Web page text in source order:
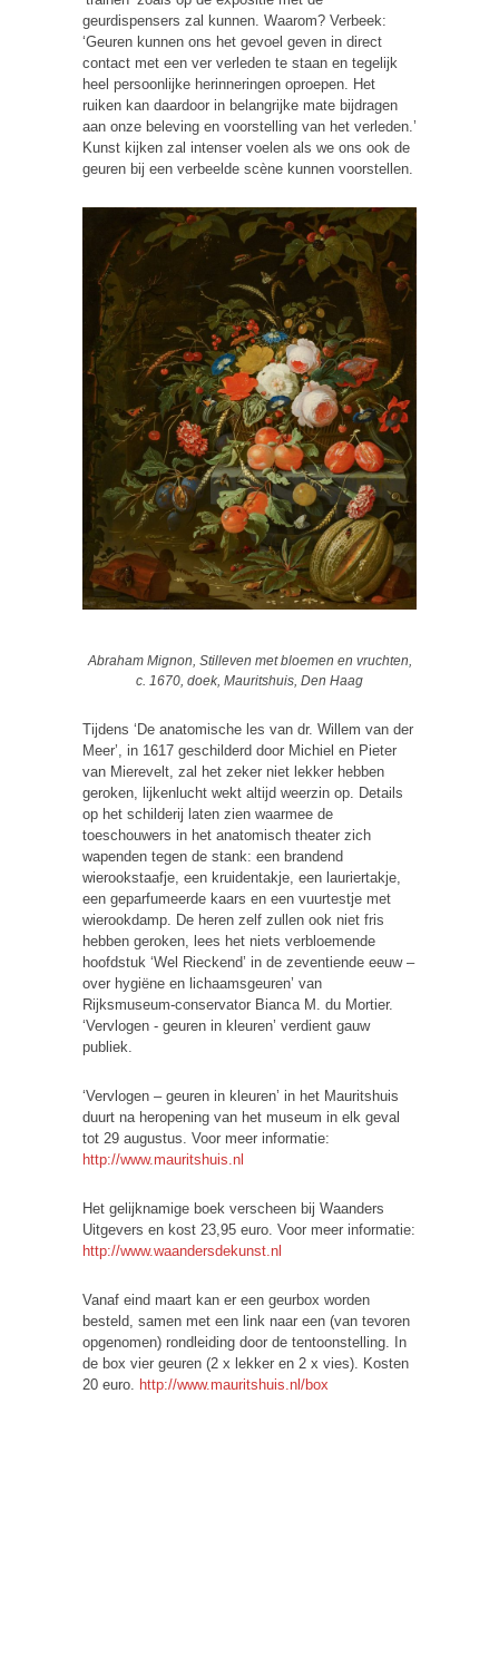
geurdispensers zal kunnen. Waarom? Verbeek:
‘Geuren kunnen ons het gevoel geven in direct
contact met een ver verleden te staan en tegelijk
heel persoonlijke herinneringen oproepen. Het
ruiken kan daardoor in belangrijke mate bijdragen
aan onze beleving en voorstelling van het verleden.’
Kunst kijken zal intenser voelen als we ons ook de
geuren bij een verbeelde scène kunnen voorstellen.
Abraham Mignon, Stilleven met bloemen en vruchten,
c. 1670, doek, Mauritshuis, Den Haag
Tijdens ‘De anatomische les van dr. Willem van der
Meer’, in 1617 geschilderd door Michiel en Pieter
van Mierevelt, zal het zeker niet lekker hebben
geroken, lijkenlucht wekt altijd weerzin op. Details
op het schilderij laten zien waarmee de
toeschouwers in het anatomisch theater zich
wapenden tegen de stank: een brandend
wierookstaafje, een kruidentakje, een lauriertakje,
een geparfumeerde kaars en een vuurtestje met
wierookdamp. De heren zelf zullen ook niet fris
hebben geroken, lees het niets verbloemende
hoofdstuk ‘Wel Rieckend’ in de zeventiende eeuw –
over hygiëne en lichaamsgeuren’ van
Rijksmuseum-conservator Bianca M. du Mortier.
‘Vervlogen - geuren in kleuren’ verdient gauw
publiek.
‘Vervlogen – geuren in kleuren’ in het Mauritshuis
duurt na heropening van het museum in elk geval
tot 29 augustus. Voor meer informatie:
http://www.mauritshuis.nl
Het gelijknamige boek verscheen bij Waanders
Uitgevers en kost 23,95 euro. Voor meer informatie:
http://www.waandersdekunst.nl
Vanaf eind maart kan er een geurbox worden
besteld, samen met een link naar een (van tevoren
opgenomen) rondleiding door de tentoonstelling. In
de box vier geuren (2 x lekker en 2 x vies). Kosten
20 euro. http://www.mauritshuis.nl/box